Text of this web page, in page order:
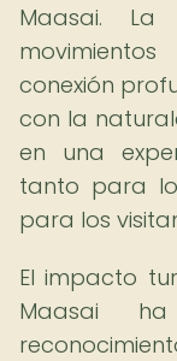
Maasai.
conexión
con la
en una
tanto para
para los
El impacto
Maasai